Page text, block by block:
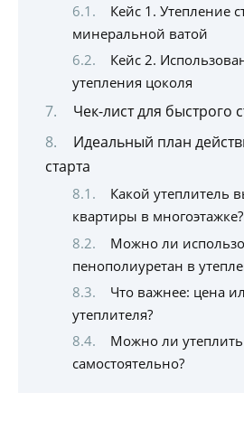
Кейс 1. Утепление
минеральной ватой
Кейс 2.
утепления цоколя
Чек-лист для быстрого
Идеальный план
старта
Какой утеплитель
квартиры в многоэтажке?
Можно ли
пенополиуретан в
Что важнее: цена
утеплителя?
Можно ли
самостоятельно?